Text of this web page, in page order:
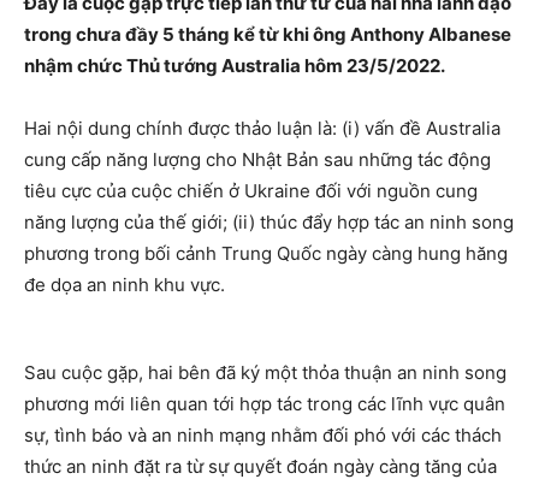
trong chưa đầy 5 tháng kể từ khi ông Anthony Albanese
nhậm chức Thủ tướng Australia hôm 23/5/2022.
Hai nội dung chính được thảo luận là: (i) vấn đề Australia
cung cấp năng lượng cho Nhật Bản sau những tác động
tiêu cực của cuộc chiến ở Ukraine đối với nguồn cung
năng lượng của thế giới; (ii) thúc đẩy hợp tác an ninh song
phương trong bối cảnh Trung Quốc ngày càng hung hăng
đe dọa an ninh khu vực.
Sau cuộc gặp, hai bên đã ký một thỏa thuận an ninh song
phương mới liên quan tới hợp tác trong các lĩnh vực quân
sự, tình báo và an ninh mạng nhằm đối phó với các thách
thức an ninh đặt ra từ sự quyết đoán ngày càng tăng của